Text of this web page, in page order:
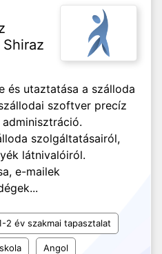
és utaztatása a szálloda
szoftver precíz
adminisztráció.
szolgáltatásairól,
látnivalóiról.
e-mailek
2 év szakmai tapasztalat
Angol